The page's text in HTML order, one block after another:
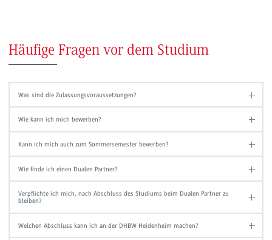
Häufige Fragen vor dem Studium
Was sind die Zulassungsvoraussetzungen?
Wie kann ich mich bewerben?
Kann ich mich auch zum Sommersemester bewerben?
Wie finde ich einen Dualen Partner?
Verpflichte ich mich, nach Abschluss des Studiums beim Dualen Partner zu
bleiben?
Welchen Abschluss kann ich an der DHBW Heidenheim machen?